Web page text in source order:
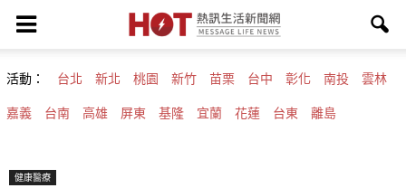
活動： 台北 新北 桃園 新竹 苗栗 台中 彰化 南投 雲林
嘉義 台南 高雄 屏東 基隆 宜蘭 花蓮 台東 離島
健康醫療